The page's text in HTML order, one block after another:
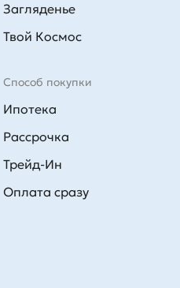
Способ покупки
Ипотека
Рассрочка
Трейд-Ин
Оплата сразу
Загляденье
Твой Космос